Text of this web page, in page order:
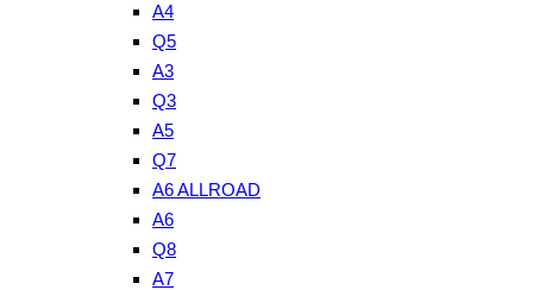
A4
Q5
A3
Q3
A5
Q7
A6 ALLROAD
A6
Q8
A7